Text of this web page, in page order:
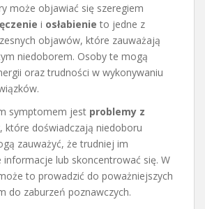
może objawiać się szeregiem
i osłabienie to jedne z
objawów, które zauważają
niedoborem. Osoby te mogą
oraz trudności w wykonywaniu
symptomem jest problemy z
które doświadczają niedoboru
zauważyć, że trudniej im
informacje lub skoncentrować się. W
to prowadzić do poważniejszych
do zaburzeń poznawczych.